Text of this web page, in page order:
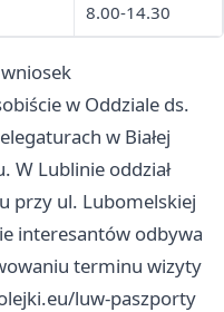
8.00-14.30
w Oddziale ds.
w Białej
W Lublinie oddział
przy ul. Lubomelskiej
interesantów odbywa
terminu wizyty
luw-paszporty